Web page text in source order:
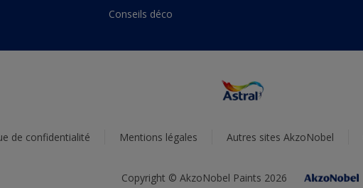
Conseils déco
de confidentialité Mentions légales Autres sites AkzoNobel
Copyright © AkzoNobel Paints 2026